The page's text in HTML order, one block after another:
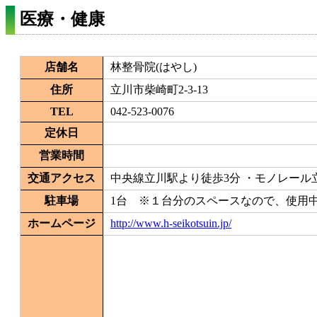
医療・健康
店舗名
林整骨院(はやし)
住所
立川市柴崎町2-3-13
TEL
042-523-0076
定休日
営業時間
交通アクセス
中央線立川駅より徒歩3分 ・モノレール
駐車場
1台 ※１台分のスペースなので、使用
ホームページ
http://www.h-seikotsuin.jp/